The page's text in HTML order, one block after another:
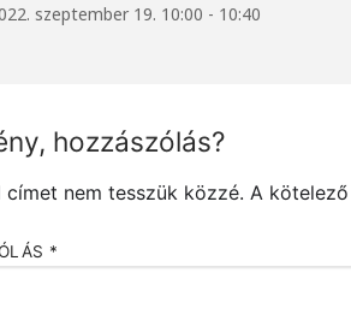
szeptember 19. 10:00 - 10:40
hozzászólás?
címet nem tesszük közzé. A
*